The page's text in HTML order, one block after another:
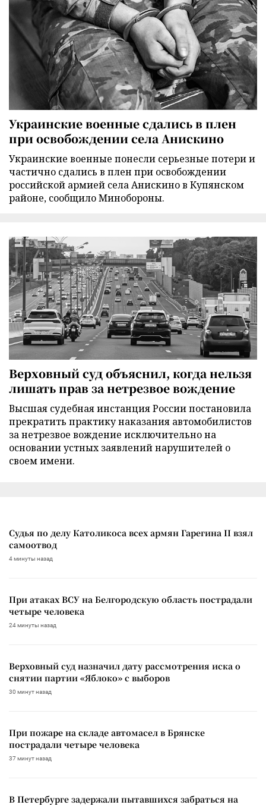
Украинские военные сдались в плен
при освобождении села Анискино
Украинские военные понесли серьезные потери и
частично сдались в плен при освобождении
российской армией села Анискино в Купянском
районе, сообщило Минобороны.
Верховный суд объяснил, когда нельзя
лишать прав за нетрезвое вождение
Высшая судебная инстанция России постановила
прекратить практику наказания автомобилистов
за нетрезвое вождение исключительно на
основании устных заявлений нарушителей о
своем имени.
Судья по делу Католикоса всех армян Гарегина II взял
самоотвод
4 минуты назад
При атаках ВСУ на Белгородскую область пострадали
четыре человека
24 минуты назад
Верховный суд назначил дату рассмотрения иска о
снятии партии «Яблоко» с выборов
30 минут назад
При пожаре на складе автомасел в Брянске
пострадали четыре человека
37 минут назад
В Петербурге задержали пытавшихся забраться на